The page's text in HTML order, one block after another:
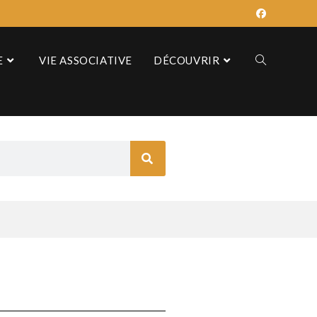
VIE ASSOCIATIVE DÉCOUVRIR